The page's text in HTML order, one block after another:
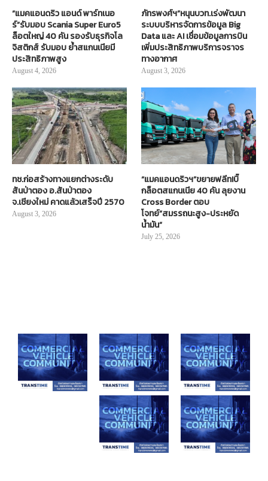
“แมคแอนดริว แอนด์ พาร์ทเนอ
ร์”รับมอบ Scania Super Euro5
ล็อตใหญ่ 40 คัน รองรับธุรกิจโล
จิสติกส์ รับมอบ ย้ำสแกนเนียมี
ประสิทธิภาพสูง
August 4, 2026
ภัทรพงศ์ฯ”หนุนบวท.เร่งพัฒนา
ระบบบริหารจัดการข้อมูล Big
Data และ AI เชื่อมข้อมูลการบิน
เพิ่มประสิทธิภาพบริการจราจร
ทางอากาศ
August 3, 2026
ทช.ก่อสร้างทางแยกต่างระดับ
สันป่าตอง อ.สันป่าตอง
จ.เชียงใหม่ คาดแล้วเสร็จปี 2570
August 3, 2026
“แมคแอนดริวฯ”ขยายฟลีท!บิ๊
กล็อตสแกนเนีย 40 คัน ลุยงาน
Cross Border ตอบ
โจทย์“สมรรถนะสูง-ประหยัด
น้ำมัน”
July 25, 2026